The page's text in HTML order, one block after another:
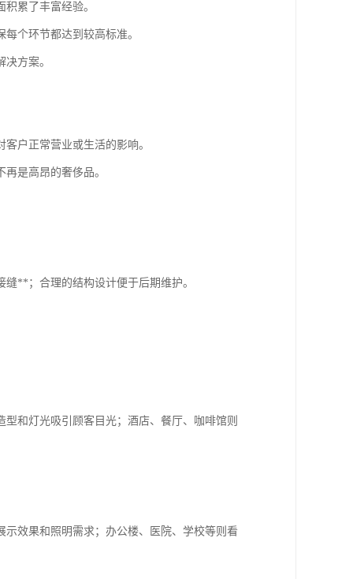
累了丰富经验。
个环节都达到较高标准。
方案。
户正常营业或生活的影响。
是高昂的奢侈品。
**；合理的结构设计便于后期维护。
和灯光吸引顾客目光；酒店、餐厅、咖啡馆则
效果和照明需求；办公楼、医院、学校等则看